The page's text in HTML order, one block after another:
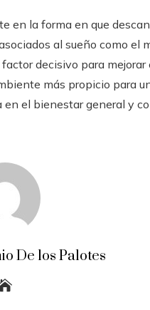
en la forma en que
al sueño como el
decisivo para mejorar
más propicio para
el bienestar general y
De los Palotes